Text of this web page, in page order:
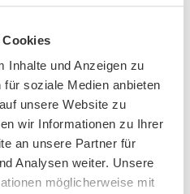
Cookies
Inhalte und Anzeigen zu
soziale Medien anbieten
unsere Website zu
wir Informationen zu Ihrer
an unsere Partner für
Analysen weiter. Unsere
möglicherweise mit
27001